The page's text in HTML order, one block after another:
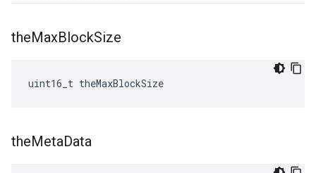
theMaxBlockSize
uint16_t theMaxBlockSize
theMetaData